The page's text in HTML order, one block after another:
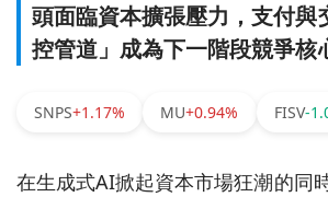
頭面臨資本擴張壓力，支付
控管道」成為下一階段競爭核
SNPS+1.17% MU+0.94% FISV-
在生成式AI掀起資本市場狂潮的同